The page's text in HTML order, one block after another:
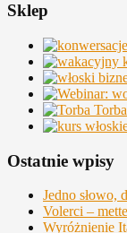
Sklep
Torba
Ostatnie wpisy
Jedno słowo,
Volerci –
Wyróżnienie